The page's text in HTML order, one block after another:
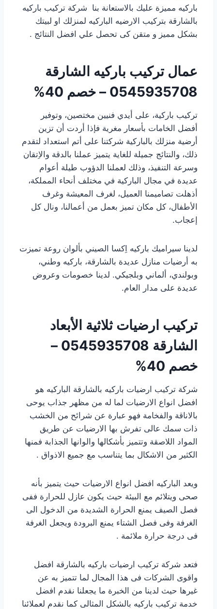
باركيه مميزة عليك بالاستعانة بنا شركة تركيب باركيه
بالشارقة بتركيب الارضيه الباركيه لمنزلك او لبيتك
بشكل مميز و متقن كى تحصل علي افضل النتائج .
عمال تركيب باركيه الشارقة
0545935708 – خصم 40%
تركيب باركية، على أيدي فنيين مختصين، وتوفير
أفضل الخامات بأسعار مغرية فإذا أردت أن تزين
أرضية منزلك بالباركية شركتنا على أتم استعداد لتقدم
ذلك، والنتائج جميلة للغاية يتميز عملنا بالدقة والاِتقان
وسرعة التنفيذ، وذلك لعملنا الدؤوب طيلة أعوام
عديدة في مجال الباركية في مختلف أنحاء المملكة،
أذهلت تصاميمنا العميل، لغرف المعيشة وغرف
الأطفال، كل مكان تميز بعمل من أعمالنا، ونال كل
إعجاب.
لدينا سيراميك باركيه اِكسا الصيني بألوان روعة تميزت
به أرضيات منازل عديدة بالشارقة، باركيه وطني،
وبولندي، ألماني وبلجيكي. لدينا خصومات وعروض
عديدة على مدار العام.
تركيب ارضيات ثلاثية الأبعاد
الشارقة
0545935708 –
خصم 40%
شركة تركيب ارضيات باركيه بالشارقة الباركيه هو
افضل انواع الارضيات لما له من مظهر جذاب يوحى
بالاناقة والفخامة فهو عبارة عن شرائح من الخشب
ذات سمك عالى تفرش بها الارضيات عن طريق
المواد اللاصقة وتتميز بأشكالها والوانها الجذابة فمنها
الكثير من الاشكال بما يتناسب مع جميع الاذواق .
ويعد الباركيه افضل انواع الارضيات حيث يتميز بأنه
صحى ويتلائم مع البيئة حيث يكون عازل للحرارة ففى
فصل الصيف يمنع الحرارة الشديدة من الدخول الى
الغرفة وفى فصل الشتاء يمنع البرودة ويجعل الغرفة
فى درجة حرارة ملائمة .
فتعد شركة تركيب ارضيات باركيه بالشارقة افضل
واقوى الشركات فى هذا المجال لما تتميز به عن
غيرها حيث لدينا من الخبرة ما يجعلنا نقدم افضل
خدمة تركيب باركيه بالشكل المثالى كما نقدم لعملائنا